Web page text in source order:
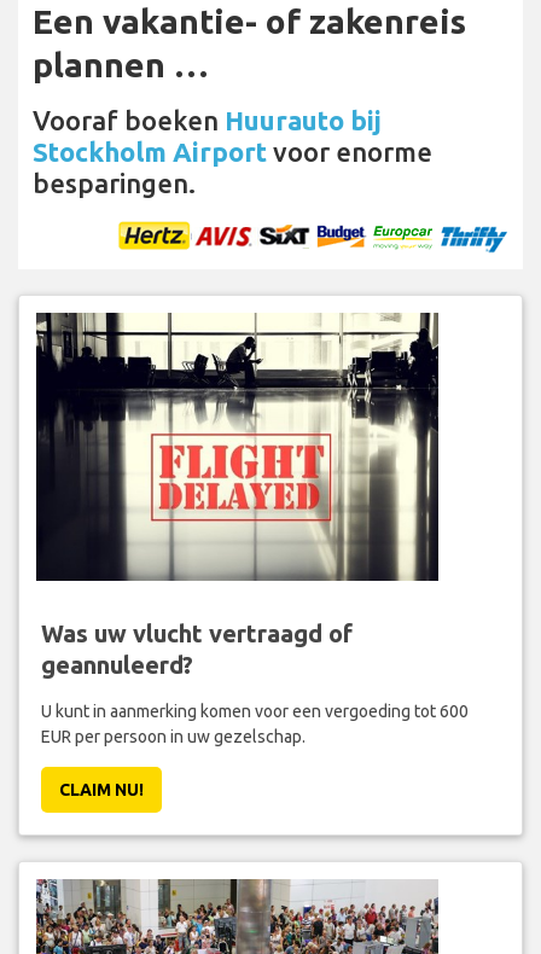
Een vakantie- of zakenreis
plannen …
Vooraf boeken Huurauto bij
Stockholm Airport voor enorme
besparingen.
Was uw vlucht vertraagd of
geannuleerd?
U kunt in aanmerking komen voor een vergoeding tot 600
EUR per persoon in uw gezelschap.
CLAIM NU!